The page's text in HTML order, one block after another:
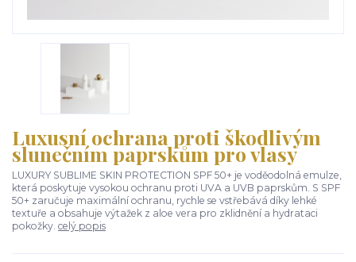
Luxusní ochrana proti škodlivým
slunečním paprskům pro vlasy
LUXURY SUBLIME SKIN PROTECTION SPF 50+ je voděodolná emulze,
která poskytuje vysokou ochranu proti UVA a UVB paprskům. S SPF
50+ zaručuje maximální ochranu, rychle se vstřebává díky lehké
textuře a obsahuje výtažek z aloe vera pro zklidnění a hydrataci
pokožky. celý popis